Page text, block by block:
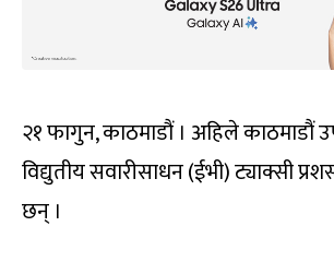
२१ फागुन, काठमाडौं । अहिले काठमाडौं
विद्युतीय सवारीसाधन (ईभी) ट्याक्सी
छन् ।